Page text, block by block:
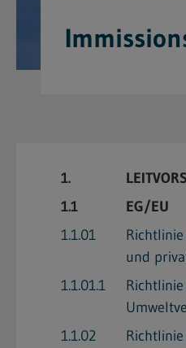
1.
1.1
EG/EU
1.1.01
und
1.1.01.1
1.1.02